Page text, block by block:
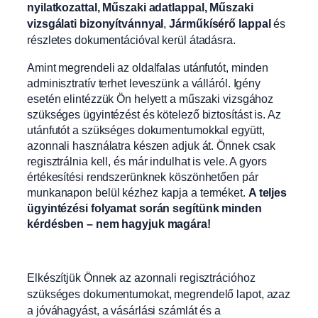
nyilatkozattal, Műszaki adatlappal, Műszaki
vizsgálati bizonyítvánnyal ,Járműkísérő lappal és
részletes dokumentációval kerül átadásra.
Amint megrendeli az oldalfalas utánfutót, minden
adminisztratív terhet leveszünk a válláról. Igény
esetén elintézzük Ön helyett a műszaki vizsgához
szükséges ügyintézést és kötelező biztosítást is. Az
utánfutót a szükséges dokumentumokkal együtt,
azonnali használatra készen adjuk át. Önnek csak
regisztrálnia kell, és már indulhat is vele. A gyors
értékesítési rendszerünknek köszönhetően pár
munkanapon belül kézhez kapja a terméket. A teljes
ügyintézési folyamat során segítünk minden
kérdésben – nem hagyjuk magára!
Elkészítjük Önnek az azonnali regisztrációhoz
szükséges dokumentumokat, megrendelő lapot, azaz
a jóváhagyást, a vásárlási számlát és a